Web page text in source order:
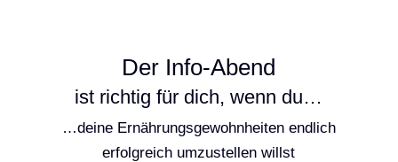
Der Info-Abend
ist richtig für dich, wenn du…
…deine Ernährungsgewohnheiten endlich
erfolgreich umzustellen willst